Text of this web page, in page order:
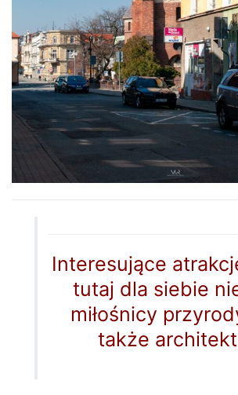
Interesujące
tutaj dla siebie
miłośnicy
także